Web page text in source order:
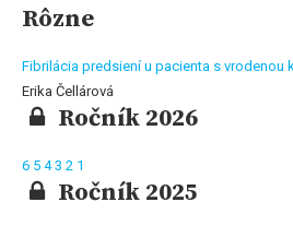
Rôzne
Fibrilácia predsiení u pacienta s vrodenou
Erika Čellárová
Ročník 2026
6 5 43 2 1
Ročník 2025